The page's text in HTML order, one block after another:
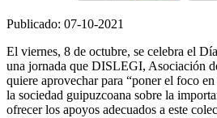
Publicado: 07-10-2021
El viernes, 8 de octubre, se celebra el
una jornada que DISLEGI, Asociación
quiere aprovechar para “poner el foco
la sociedad guipuzcoana sobre la
ofrecer los apoyos adecuados a este